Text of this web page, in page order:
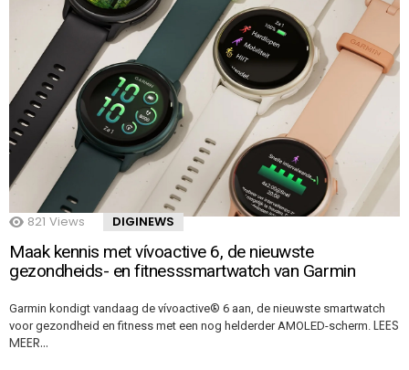
821 Views DIGINEWS
Maak kennis met vívoactive 6, de nieuwste
gezondheids- en fitnesssmartwatch van Garmin
Garmin kondigt vandaag de vívoactive® 6 aan, de nieuwste smartwatch
voor gezondheid en fitness met een nog helderder AMOLED-scherm. LEES
MEER…